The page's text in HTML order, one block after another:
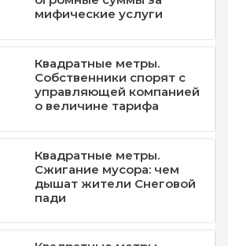
мифические услуги
Квадратные метры.
Собственники спорят с
управляющей компанией
о величине тарифа
Квадратные метры.
Сжигание мусора: чем
дышат жители Снеговой
пади